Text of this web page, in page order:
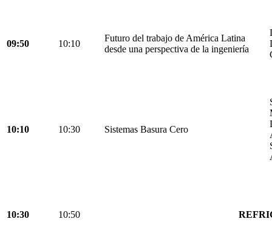
09:50 10:10
Futuro del trabajo de América Latina
desde una perspectiva de la ingeniería
10:10 10:30 Sistemas Basura Cero
10:30 10:50